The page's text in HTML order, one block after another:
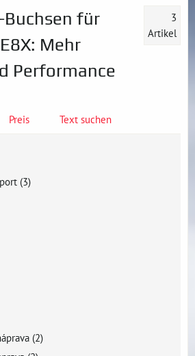
für
Mehr
Performance
3
Artikel
Preis Text suchen
(3)
(2)